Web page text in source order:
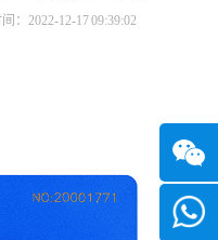
：2022-12-17 09:39:02
微信